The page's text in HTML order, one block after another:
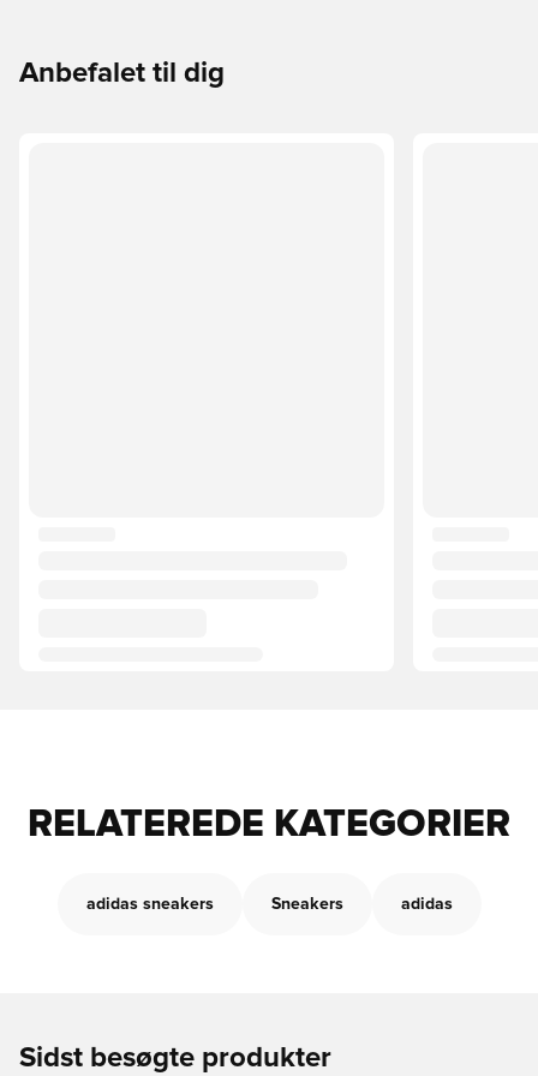
Anbefalet til dig
RELATEREDE KATEGORIER
adidas sneakers Sneakers adidas
Sidst besøgte produkter